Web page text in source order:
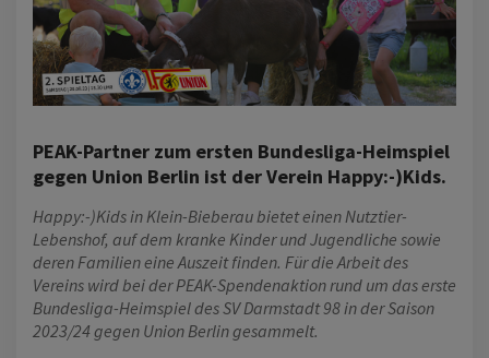
PEAK-Partner zum ersten Bundesliga-Heimspiel
gegen Union Berlin ist der Verein Happy:-)Kids.
Happy:-)Kids in Klein-Bieberau bietet einen Nutztier-
Lebenshof, auf dem kranke Kinder und Jugendliche sowie
deren Familien eine Auszeit finden. Für die Arbeit des
Vereins wird bei der PEAK-Spendenaktion rund um das erste
Bundesliga-Heimspiel des SV Darmstadt 98 in der Saison
2023/24 gegen Union Berlin gesammelt.